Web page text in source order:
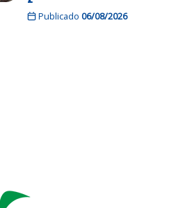
Publicado 06/08/2026